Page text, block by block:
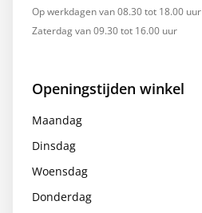
Op werkdagen van 08.30 tot 18.00 uur
Zaterdag van 09.30 tot 16.00 uur
Openingstijden winkel
Maandag
Dinsdag
Woensdag
Donderdag